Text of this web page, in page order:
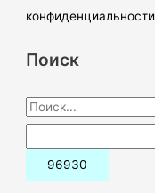
конфиденциальности
Поиск
П
о
и